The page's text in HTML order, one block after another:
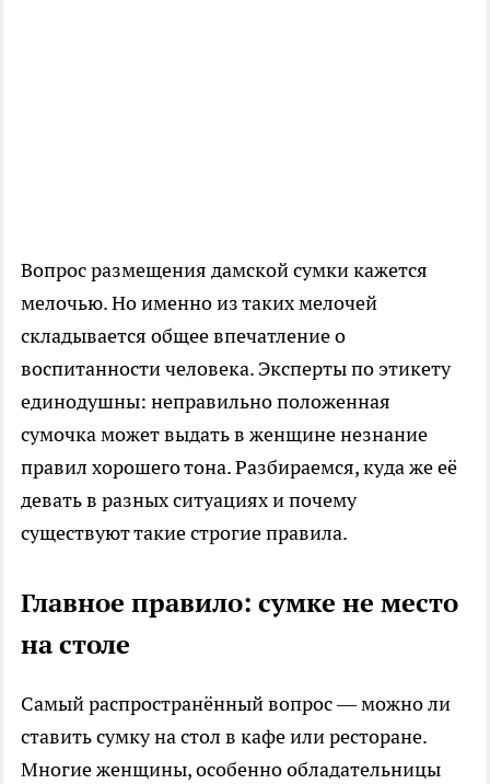
Вопрос размещения дамской сумки кажется
мелочью. Но именно из таких мелочей
складывается общее впечатление о
воспитанности человека. Эксперты по этикету
единодушны: неправильно положенная
сумочка может выдать в женщине незнание
правил хорошего тона. Разбираемся, куда же её
девать в разных ситуациях и почему
существуют такие строгие правила.
Главное правило: сумке не место
на столе
Самый распространённый вопрос — можно ли
ставить сумку на стол в кафе или ресторане.
Многие женщины, особенно обладательницы